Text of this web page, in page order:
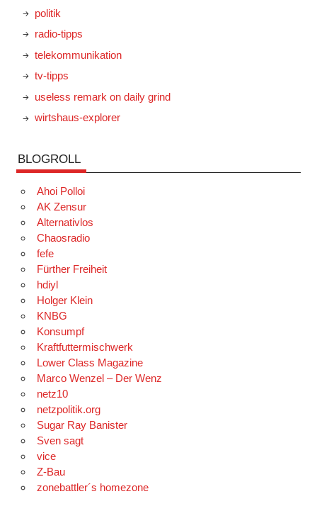
politik
radio-tipps
telekommunikation
tv-tipps
useless remark on daily grind
wirtshaus-explorer
BLOGROLL
Ahoi Polloi
AK Zensur
Alternativlos
Chaosradio
fefe
Fürther Freiheit
hdiyl
Holger Klein
KNBG
Konsumpf
Kraftfuttermischwerk
Lower Class Magazine
Marco Wenzel – Der Wenz
netz10
netzpolitik.org
Sugar Ray Banister
Sven sagt
vice
Z-Bau
zonebattler´s homezone